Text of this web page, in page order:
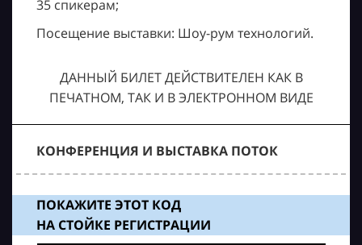
35 спикерам;
Посещение выставки: Шоу-рум технологий.
ДАННЫЙ БИЛЕТ ДЕЙСТВИТЕЛЕН КАК В
ПЕЧАТНОМ, ТАК И В ЭЛЕКТРОННОМ ВИДЕ
КОНФЕРЕНЦИЯ И ВЫСТАВКА ПОТОК
ПОКАЖИТЕ ЭТОТ КОД
НА СТОЙКЕ РЕГИСТРАЦИИ